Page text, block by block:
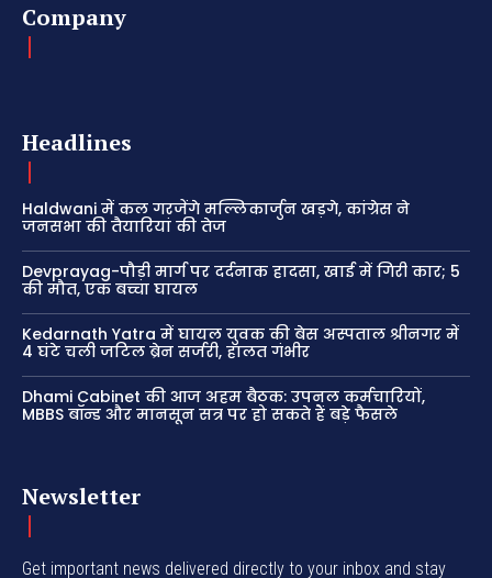
Company
Headlines
Haldwani में कल गरजेंगे मल्लिकार्जुन खड़गे, कांग्रेस ने
जनसभा की तैयारियां की तेज
Devprayag-पौड़ी मार्ग पर दर्दनाक हादसा, खाई में गिरी कार; 5
की मौत, एक बच्चा घायल
Kedarnath Yatra में घायल युवक की बेस अस्पताल श्रीनगर में
4 घंटे चली जटिल ब्रेन सर्जरी, हालत गंभीर
Dhami Cabinet की आज अहम बैठक: उपनल कर्मचारियों,
MBBS बॉन्ड और मानसून सत्र पर हो सकते हैं बड़े फैसले
Newsletter
Get important news delivered directly to your inbox and stay